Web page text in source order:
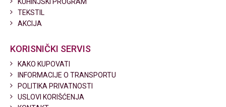
TEKSTIL
AKCIJA
KORISNIČKI SERVIS
KAKO KUPOVATI
INFORMACIJE O TRANSPORTU
POLITIKA PRIVATNOSTI
USLOVI KORIŠĆENJA